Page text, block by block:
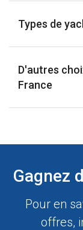
Types de
D'autres
France
Gagnez
Pour en
offres,